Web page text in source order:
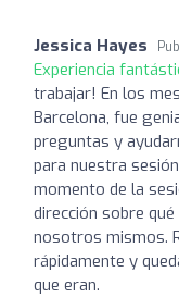
Jessica Hayes
Experiencia
trabajar! En los
Barcelona, fue
preguntas y
para nuestra
momento de la
dirección sobre
nosotros mismos.
rápidamente y
que eran.